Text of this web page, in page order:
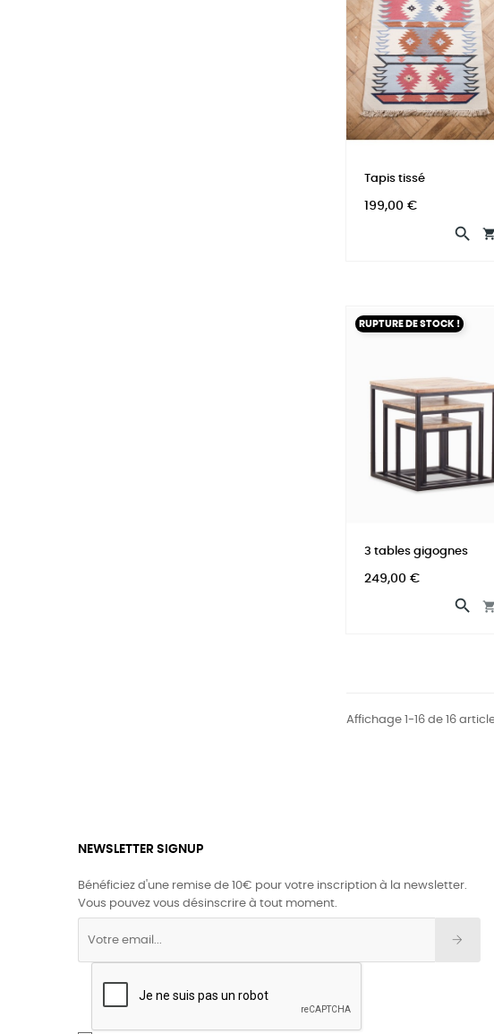
Tapis tissé
Prix
199,00 €


RUPTURE DE STOCK !
3 tables gigognes
Prix
249,00 €


Affichage 1-16 de 16
NEWSLETTER SIGNUP
Bénéficiez d'une remise de 10€ pour votre inscription à la newsletter.
Vous pouvez vous désinscrire à tout moment.